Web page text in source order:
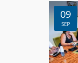
09
SEP